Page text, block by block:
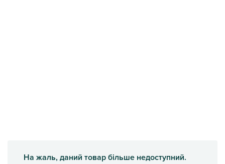
На жаль, даний товар більше недоступний.